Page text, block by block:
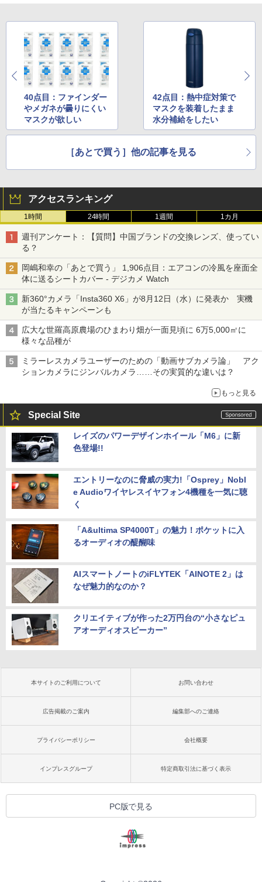
40点目：ファインダー
やメガネが曇りにくい
マスクが欲しい
42点目：熱中症対策で
マスクを装着したまま
水分補給をしたい
［あとで買う］他の記事を見る
アクセスランキング
1時間 24時間 1週間 1カ月
週刊アンケート：【質問】中国ブランドの交換レンズ、使ってい
る？
岡嶋和幸の「あとで買う」 1,906点目：エアコンの冷風を座面全
体に送るシートカバー - デジカメ Watch
新360°カメラ「Insta360 X6」が8月12日（水）に発表か 実機
が当たるキャンペーンも
広大な世羅高原農場のひまわり畑が一面見頃に 6万5,000㎡に
様々な品種が
ミラーレスカメラユーザーのための「動画サブカメラ論」 アク
ションカメラにジンバルカメラ……その実質的な違いは？
もっと見る
Special Site
レイズのパワーデザインホイール「M6」に新
色登場!!
エントリーなのに脅威の実力!「Osprey」Nobl
e Audioワイヤレスイヤフォン4機種を一気に聴
く
「A&ultima SP4000T」の魅力！ポケットに入
るオーディオの醍醐味
AIスマートノートのiFLYTEK「AINOTE 2」は
なぜ魅力的なのか？
クリエイティブが作った2万円台の“小さなピュ
アオーディオスピーカー”
本サイトのご利用について お問い合わせ
広告掲載のご案内 編集部へのご連絡
プライバシーポリシー 会社概要
インプレスグループ 特定商取引法に基づく表示
PC版で見る